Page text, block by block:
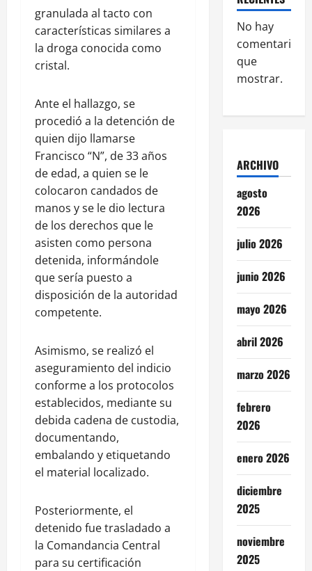
granulada al tacto con
características similares a
la droga conocida como
cristal.
Ante el hallazgo, se
procedió a la detención de
quien dijo llamarse
Francisco “N”, de 33 años
de edad, a quien se le
colocaron candados de
manos y se le dio lectura
de los derechos que le
asisten como persona
detenida, informándole
que sería puesto a
disposición de la autoridad
competente.
Asimismo, se realizó el
aseguramiento del indicio
conforme a los protocolos
establecidos, mediante su
debida cadena de custodia,
documentando,
embalando y etiquetando
el material localizado.
Posteriormente, el
detenido fue trasladado a
la Comandancia Central
para su certificación
No hay
comentarios
que
mostrar.
ARCHIVO
agosto
2026
julio 2026
junio 2026
mayo 2026
abril 2026
marzo 2026
febrero
2026
enero 2026
diciembre
2025
noviembre
2025